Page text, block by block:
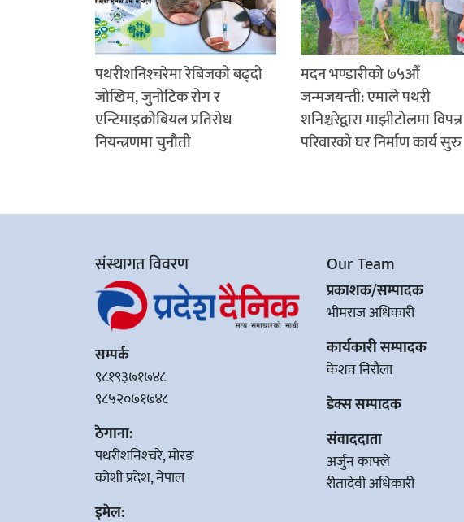
पथरीशनिश्‍चरेमा रेबिजको बढ्दो
जोखिम, जुनोटिक रोग र
एन्टिमाइक्रोबियल प्रतिरोध
नियन्त्रणमा चुनौती
मदन भण्डारीको ७५औँ
जन्मजयन्ती: एमाले पथरी
शनिश्चरेद्वारा माझीटोलमा विपन्न
परिवारको घर निर्माण कार्य सुरु
संस्थागत विवरण
सम्पर्क
९८१९३७१७४८
९८५२०७१७४८
ठेगाना:
पथरीशनिश्‍चरे, मोरङ
कोशी प्रदेश, नेपाल
इमेल:
Our Team
प्रकाशक/सम्पादक
भीमराज अधिकारी
कार्यकारी सम्पादक
केशव निरौला
डेक्स सम्पादक
संवाददाता
अर्जुन काफ्ले
रीतादेवी अधिकारी